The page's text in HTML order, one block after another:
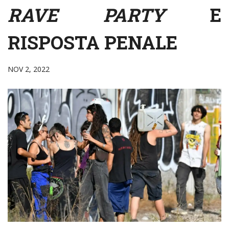
RAVE PARTY E
RISPOSTA PENALE
NOV 2, 2022